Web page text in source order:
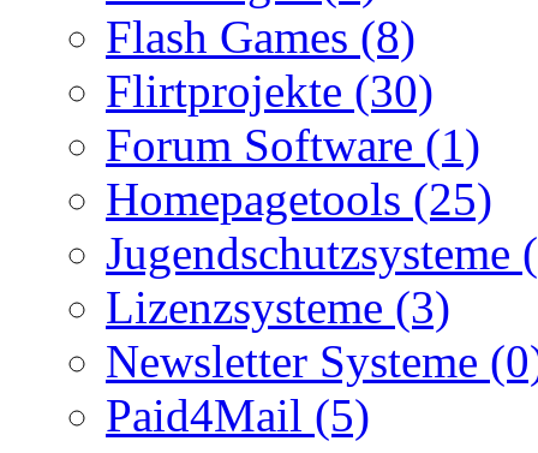
Flash Games (8)
Flirtprojekte (30)
Forum Software (1)
Homepagetools (25)
Jugendschutzsysteme
Lizenzsysteme (3)
Newsletter Systeme
Paid4Mail (5)